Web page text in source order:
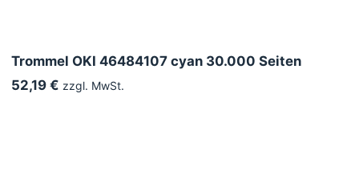
Trommel OKI 46484107 cyan 30.000 Seiten
52,19 € zzgl. MwSt.